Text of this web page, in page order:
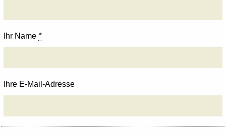
Ihr Name *
Ihre E-Mail-Adresse